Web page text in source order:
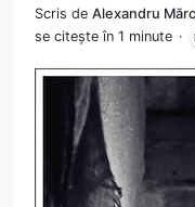
Scris de Alexandru
se citește în 1 minute